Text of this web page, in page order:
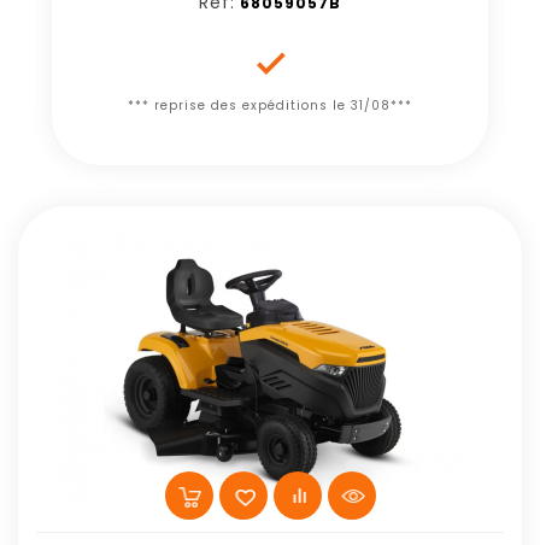

*** reprise des expéditions le 31/08***